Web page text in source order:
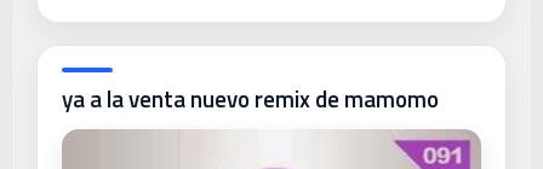
ya a la venta nuevo remix de mamomo